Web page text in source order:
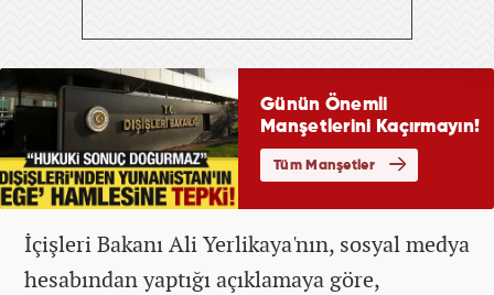
İçişleri Bakanı Ali Yerlikaya'nın, sosyal medya
hesabından yaptığı açıklamaya göre,